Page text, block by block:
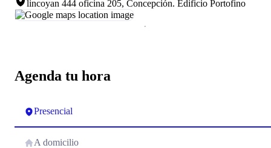
Agenda tu hora
Presencial
A domicilio
lincoyan 444 oficina 205, Concepción. Edificio Portofino